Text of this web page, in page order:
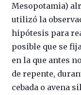
Mesopotamia)
utilizó la
hipótesis para
posible que se
en la que antes
de repente,
cebada o avena